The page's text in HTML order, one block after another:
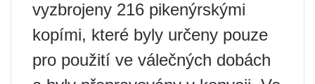
vyzbrojeny 216 pikenýrskými
kopími, které byly určeny pouze
pro použití ve válečných dobách